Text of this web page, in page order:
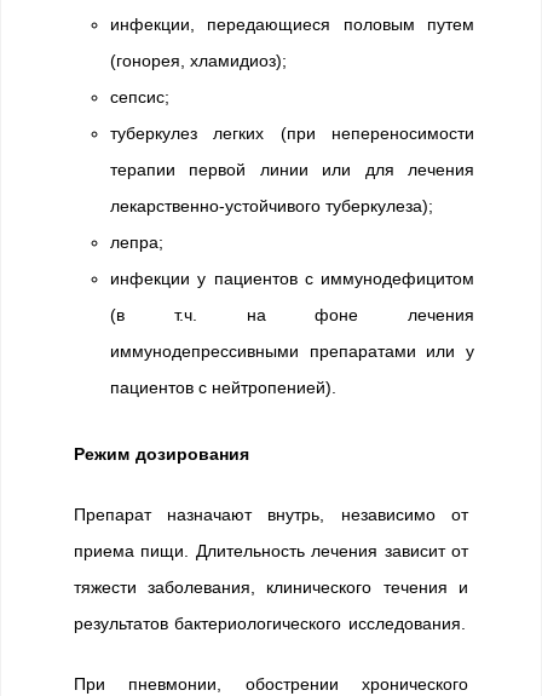
инфекции, передающиеся половым путем
(гонорея, хламидиоз);
сепсис;
туберкулез легких (при непереносимости
терапии первой линии или для лечения
лекарственно-устойчивого туберкулеза);
лепра;
инфекции у пациентов с иммунодефицитом
(в т.ч. на фоне лечения
иммунодепрессивными препаратами или у
пациентов с нейтропенией).
Режим дозирования
Препарат назначают внутрь, независимо от
приема пищи. Длительность лечения зависит от
тяжести заболевания, клинического течения и
результатов бактериологического исследования.
При пневмонии, обострении хронического